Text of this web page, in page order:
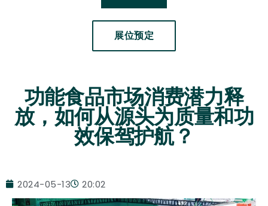
展位预定
功能食品市场消费潜力释
放，如何从源头为质量和功
效保驾护航？
2024-05-13 20:02